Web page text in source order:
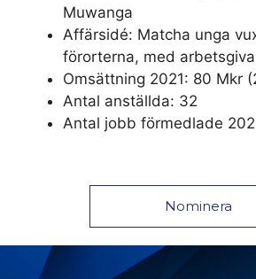
Muwanga
Affärsidé: Matcha unga
förorterna, med
Omsättning 2021: 80 Mkr
Antal anställda: 32
Antal jobb förmedlade
Nominera